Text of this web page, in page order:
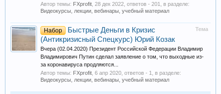
Автор темы: FXprofit 28 дек 2022 , ответов - 201, в разделе:
Видеокурсы, лекции, вебинары, учебный материал
Тема
Набор
Быстрые Деньги в Кризис
(Антикризисный Спецкурс) Юрий Козак
Вчера (02.04.2020) Президент Российской Федерации Владимир
Владимирович Путин сделал заявление о том, что выходные из-
за коронавируса продляются...
Автор темы: FXprofit 6 апр 2020 , ответов - 1, в разделе:
Видеокурсы, лекции, вебинары, учебный материал